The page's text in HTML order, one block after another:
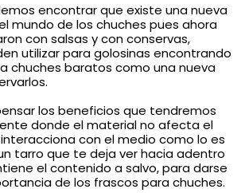
encontrar que existe una nueva
mundo de los chuches pues ahora
con salsas y con conservas,
utilizar para golosinas encontrando
chuches baratos como una nueva
los beneficios que tendremos
donde el material no afecta el
con el medio como lo es
tarro que te deja ver hacia adentro
el contenido a salvo, para darse
de los frascos para chuches.